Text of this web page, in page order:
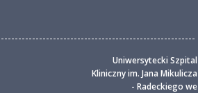
Uniwersytecki Szpital
Kliniczny im. Jana Mikulicza
- Radeckiego we